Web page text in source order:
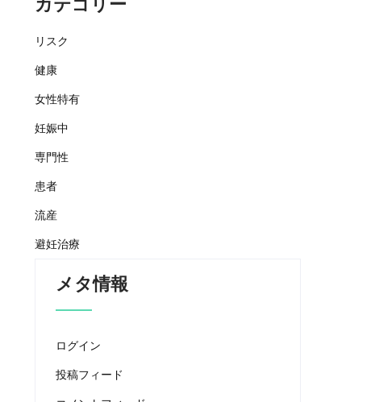
カテゴリー
リスク
健康
女性特有
妊娠中
専門性
患者
流産
避妊治療
メタ情報
ログイン
投稿フィード